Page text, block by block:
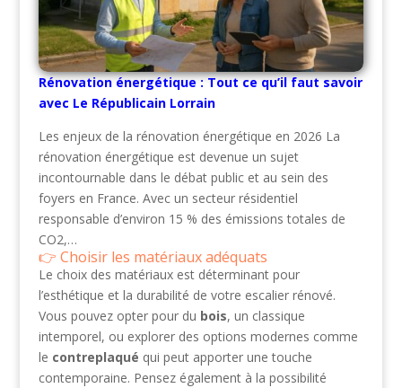
Rénovation énergétique : Tout ce qu’il faut savoir
avec Le Républicain Lorrain
Les enjeux de la rénovation énergétique en 2026 La
rénovation énergétique est devenue un sujet
incontournable dans le débat public et au sein des
foyers en France. Avec un secteur résidentiel
responsable d’environ 15 % des émissions totales de
CO2,…
Choisir les matériaux adéquats
Le choix des matériaux est déterminant pour
l’esthétique et la durabilité de votre escalier rénové.
Vous pouvez opter pour du bois, un classique
intemporel, ou explorer des options modernes comme
le contreplaqué qui peut apporter une touche
contemporaine. Pensez également à la possibilité